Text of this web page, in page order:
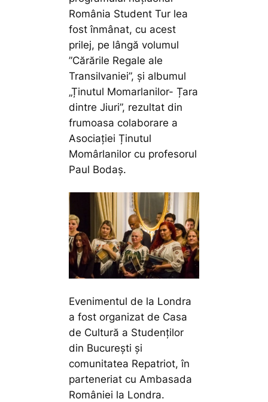
România Student Tur lea
fost înmânat, cu acest
prilej, pe lângă volumul
”Cărările Regale ale
Transilvaniei”, și albumul
„Ținutul Momarlanilor- Țara
dintre Jiuri”, rezultat din
frumoasa colaborare a
Asociației Ținutul
Momârlanilor cu profesorul
Paul Bodaș.
Evenimentul de la Londra
a fost organizat de Casa
de Cultură a Studenților
din București și
comunitatea Repatriot, în
parteneriat cu Ambasada
României la Londra.